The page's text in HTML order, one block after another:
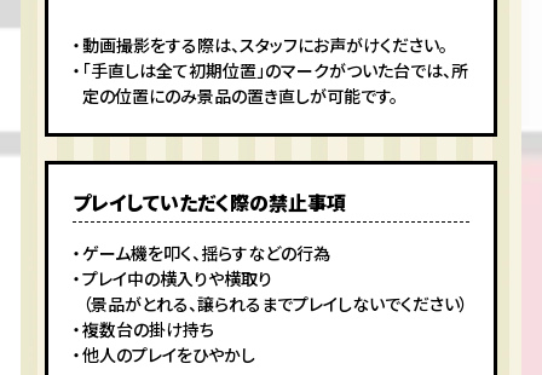
動画撮影をする際は、スタッフにお声がけください。
「手直しは全て初期位置」のマークがついた台では、所
定の位置にのみ景品の置き直しが可能です。
プレイしていただく際の禁止事項
ゲーム機を叩く、揺らすなどの行為
プレイ中の横入りや横取り
（景品がとれる、譲られるまでプレイしないでください）
複数台の掛け持ち
他人のプレイをひやかし